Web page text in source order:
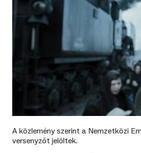
A közlemény szerint a Nemzetközi
versenyzőt jelöltek.